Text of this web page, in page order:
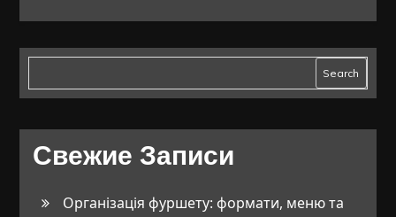
Search
Свежие Записи
Організація фуршету: формати, меню та